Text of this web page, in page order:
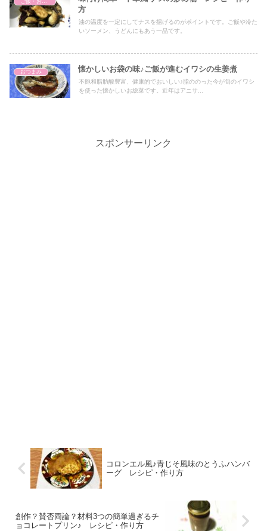
ご飯・おかず
⽅
油の温度を一定にしてナスを揚げるのがポイントです。ご飯や冷た
いソーメン、うどんにもあう⼀品です。
おつまみ 懐かしいお袋の味♪ご飯が進むイワシの生姜煮
不飽和脂肪酸豊富、健康的でおいしい♪脂ののった今が旬のイワシ
を使った懐かしいお総菜です。近年はアニサ...
スポンサーリンク
コロンエル風♪青じそ風味のとうふハンバ
ーグ レシピ・作り方
創作？賛否両論？材料3つの簡単過ぎるチ
ョコレートプリン♪ レシピ・作り方